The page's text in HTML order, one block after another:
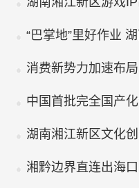
“巴掌地”里好作业
消费新势力加速布
中国首批完全国产
湖南湘江新区文化
湘黔边界直连出海